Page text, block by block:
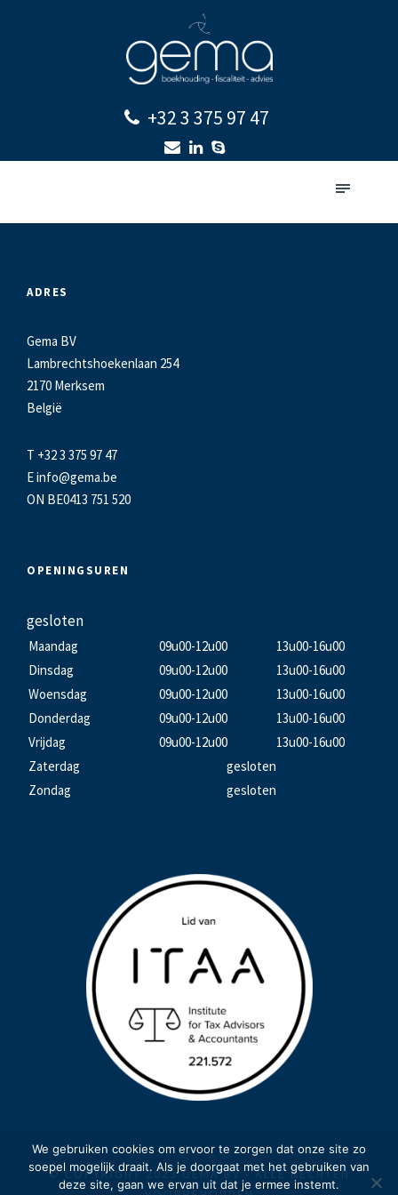
+32 3 375 97 47
ADRES
Gema BV
Lambrechtshoekenlaan 254
2170 Merksem
België
T +32 3 375 97 47
Einfo@gema.be
ON BE0413 751 520
OPENINGSUREN
gesloten
Maandag 09u00-12u00
13u00-16u00
Dinsdag
09u00-12u00
13u00-16u00
Woensdag
09u00-12u00
13u00-16u00
Donderdag
09u00-12u00
13u00-16u00
Vrijdag
09u00-12u00
13u00-16u00
Zaterdag
gesloten
Zondag
gesloten
© COPYRIGHT 2023 GEMA BV - ALLE RECHTEN
We gebruiken cookies om ervoor te zorgen dat onze site zo
soepel mogelijk draait. Als je doorgaat met het gebruiken van
deze site, gaan we ervan uit dat je ermee instemt.